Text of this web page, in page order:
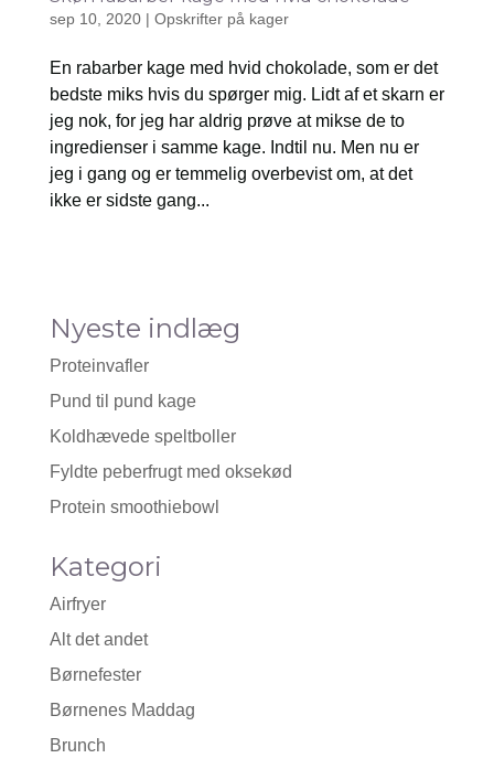
sep 10, 2020| Opskrifter på kager
En rabarber kage med hvid chokolade, som er det
bedste miks hvis du spørger mig. Lidt af et skarn er
jeg nok, for jeg har aldrig prøve at mikse de to
ingredienser i samme kage. Indtil nu. Men nu er
jeg i gang og er temmelig overbevist om, at det
ikke er sidste gang...
Nyeste indlæg
Proteinvafler
Pund til pund kage
Koldhævede speltboller
Fyldte peberfrugt med oksekød
Protein smoothiebowl
Kategori
Airfryer
Alt det andet
Børnefester
Børnenes Maddag
Brunch